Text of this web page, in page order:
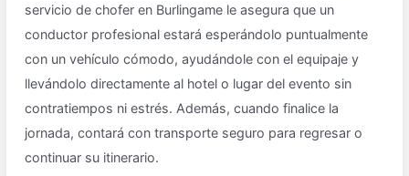
servicio de chofer en Burlingame le asegura que un
conductor profesional estará esperándolo puntualmente
con un vehículo cómodo, ayudándole con el equipaje y
llevándolo directamente al hotel o lugar del evento sin
contratiempos ni estrés. Además, cuando finalice la
jornada, contará con transporte seguro para regresar o
continuar su itinerario.